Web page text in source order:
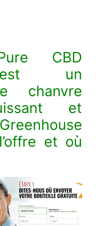
CBD
est un
chanvre
et
et où